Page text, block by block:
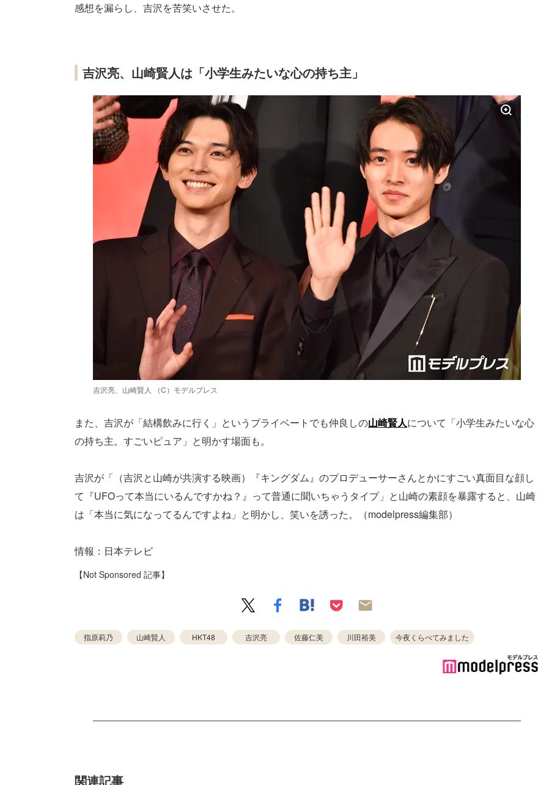
感想を漏らし、吉沢を苦笑いさせた。
吉沢亮、山崎賢人は「小学生みたいな心の持ち主」
吉沢亮、山崎賢人 （C）モデルプレス
また、吉沢が「結構飲みに行く」というプライベートでも仲良しの山崎賢人について「小学生みたいな心
の持ち主。すごいピュア」と明かす場面も。
吉沢が「（吉沢と山崎が共演する映画）『キングダム』のプロデューサーさんとかにすごい真面目な顔し
て『UFOって本当にいるんですかね？』って普通に聞いちゃうタイプ」と山崎の素顔を暴露すると、山崎
は「本当に気になってるんですよね」と明かし、笑いを誘った。（modelpress編集部）
情報：日本テレビ
【Not Sponsored 記事】
指原莉乃 山崎賢人 HKT48 吉沢亮 佐藤仁美 川田裕美 今夜くらべてみました
関連記事